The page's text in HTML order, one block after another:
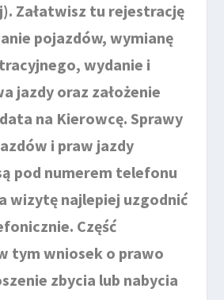
Załatwisz tu rejestrację
pojazdów, wymianę
wydanie i
jazdy oraz założenie
na Kierowcę. Sprawy
i praw jazdy
pod numerem telefonu
wizytę najlepiej uzgodnić
Część
tym wniosek o prawo
zbycia lub nabycia